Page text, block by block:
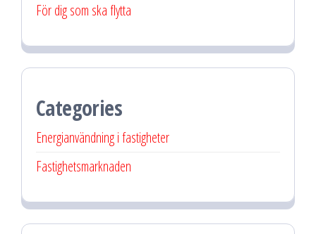
För dig som ska flytta
Categories
Energianvändning i fastigheter
Fastighetsmarknaden